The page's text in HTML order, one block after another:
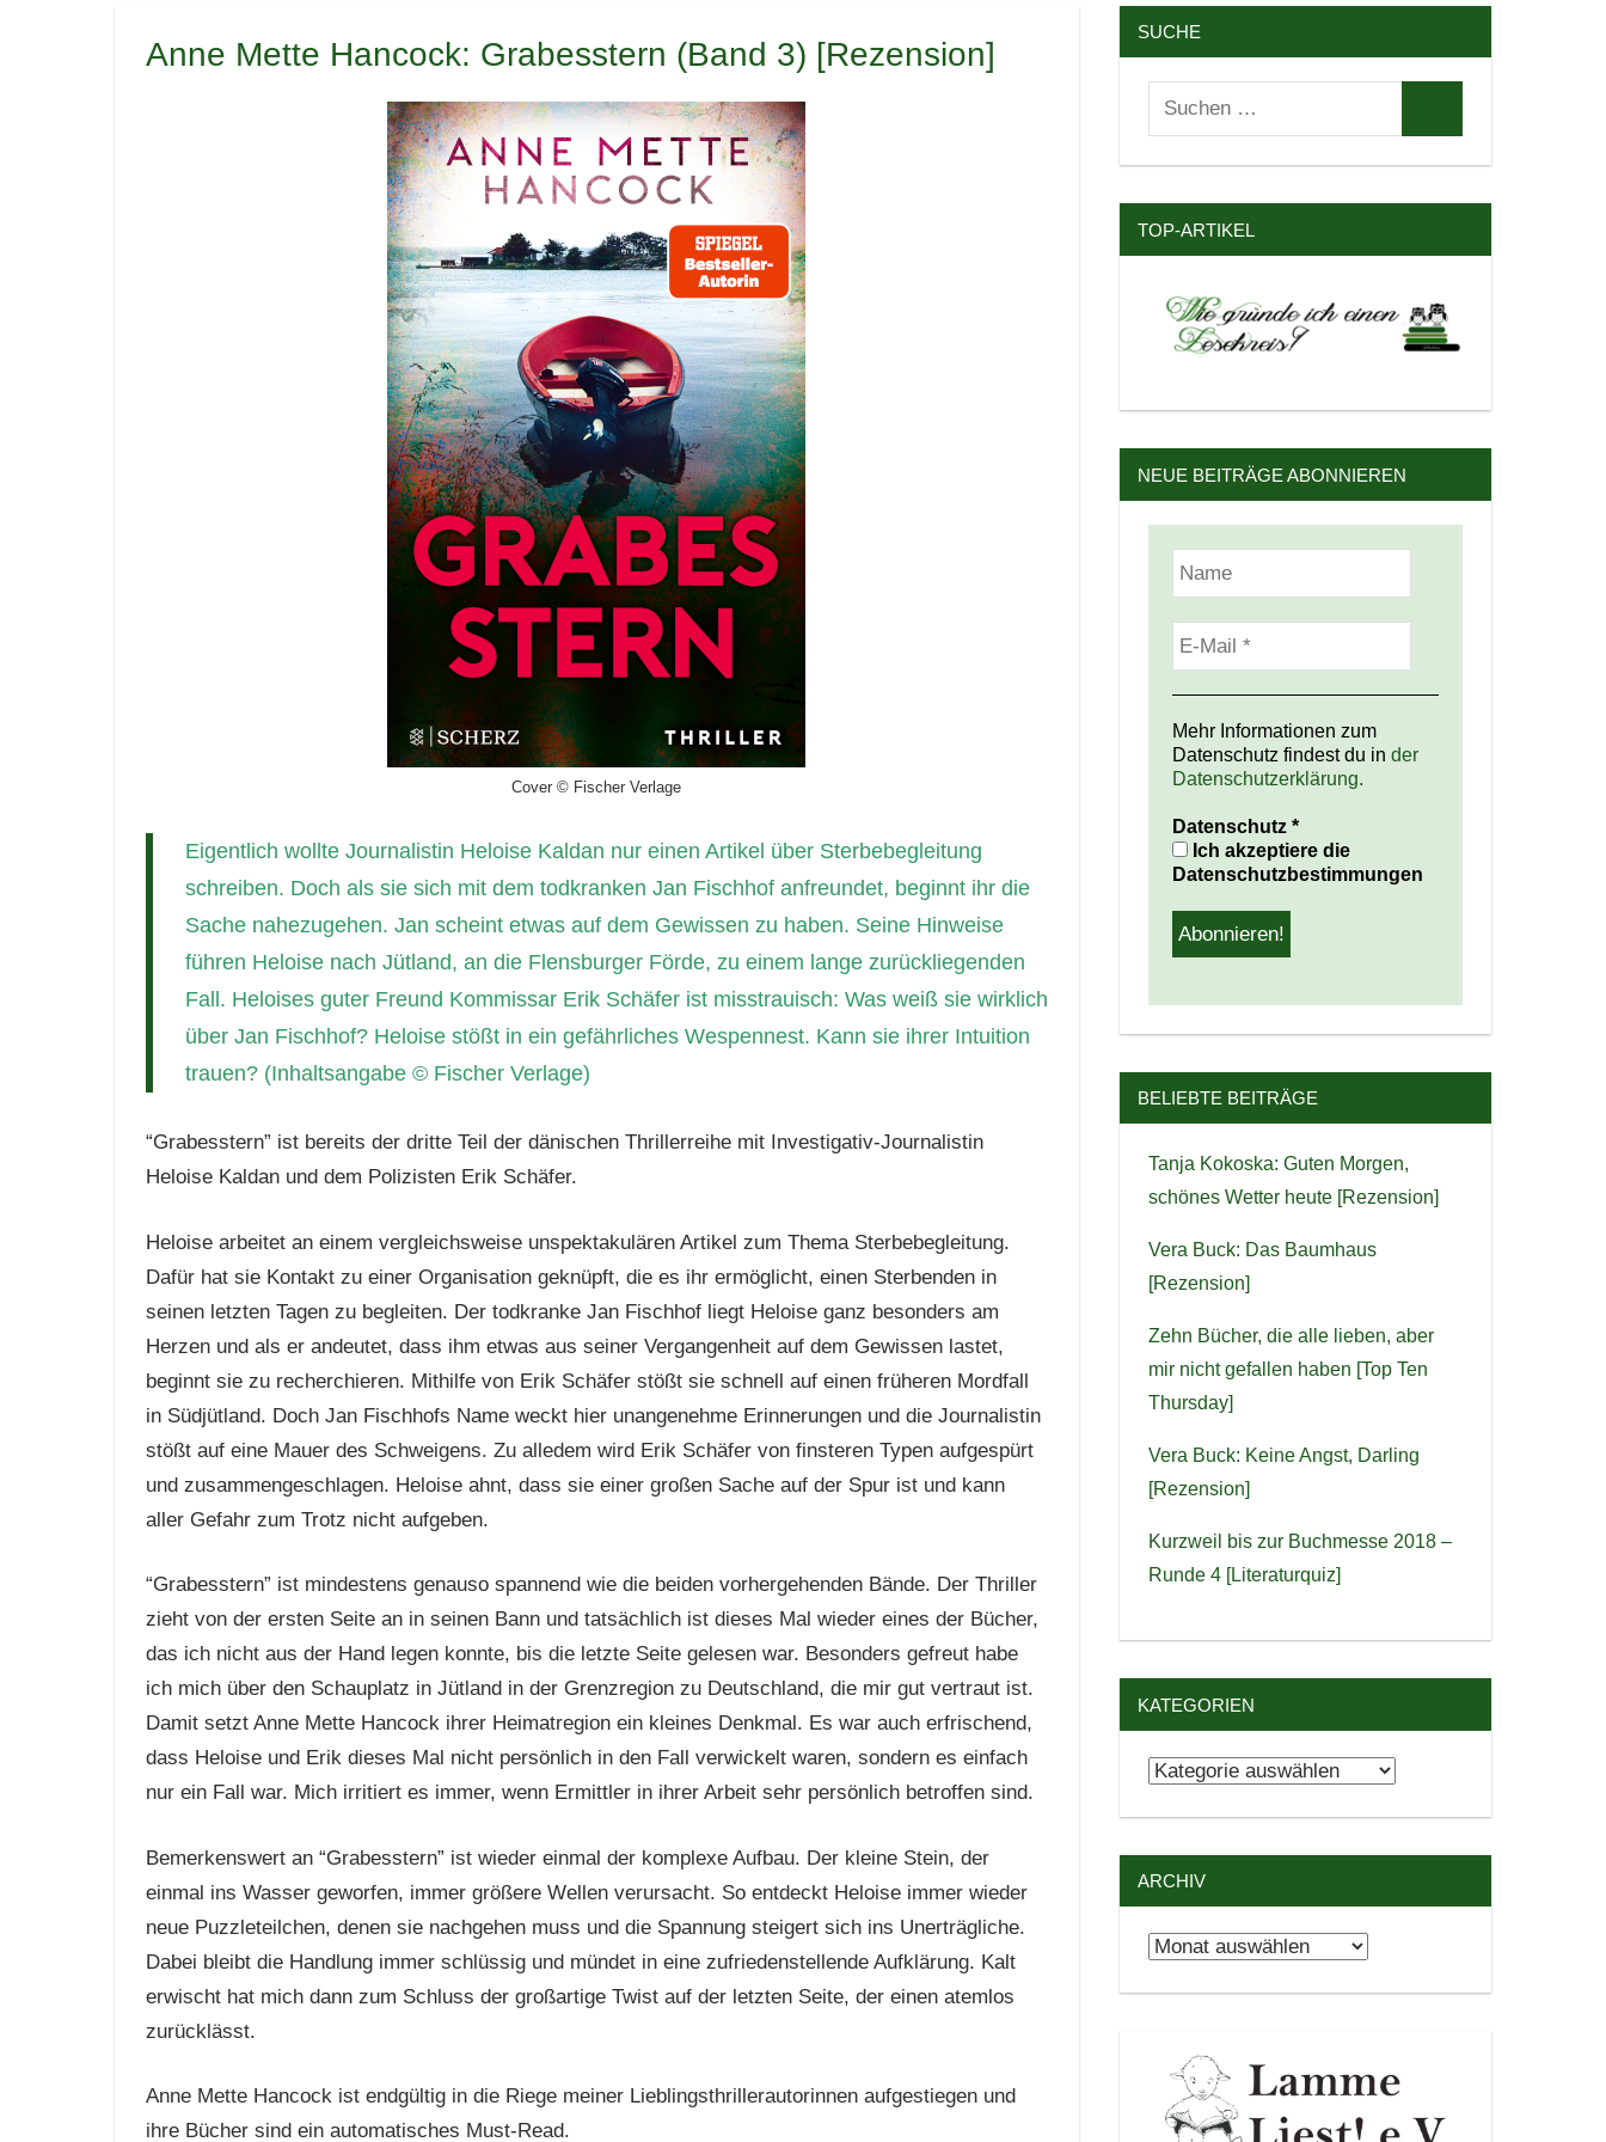
Anne Mette Hancock: Grabesstern (Band 3) [Rezension]
Cover © Fischer Verlage
Eigentlich wollte Journalistin Heloise Kaldan nur einen Artikel über Sterbebegleitung
schreiben. Doch als sie sich mit dem todkranken Jan Fischhof anfreundet, beginnt ihr die
Sache nahezugehen. Jan scheint etwas auf dem Gewissen zu haben. Seine Hinweise
führen Heloise nach Jütland, an die Flensburger Förde, zu einem lange zurückliegenden
Fall. Heloises guter Freund Kommissar Erik Schäfer ist misstrauisch: Was weiß sie wirklich
über Jan Fischhof? Heloise stößt in ein gefährliches Wespennest. Kann sie ihrer Intuition
trauen? (Inhaltsangabe © Fischer Verlage)
“Grabesstern” ist bereits der dritte Teil der dänischen Thrillerreihe mit Investigativ-Journalistin
Heloise Kaldan und dem Polizisten Erik Schäfer.
Heloise arbeitet an einem vergleichsweise unspektakulären Artikel zum Thema Sterbebegleitung.
Dafür hat sie Kontakt zu einer Organisation geknüpft, die es ihr ermöglicht, einen Sterbenden in
seinen letzten Tagen zu begleiten. Der todkranke Jan Fischhof liegt Heloise ganz besonders am
Herzen und als er andeutet, dass ihm etwas aus seiner Vergangenheit auf dem Gewissen lastet,
beginnt sie zu recherchieren. Mithilfe von Erik Schäfer stößt sie schnell auf einen früheren Mordfall
in Südjütland. Doch Jan Fischhofs Name weckt hier unangenehme Erinnerungen und die Journalistin
stößt auf eine Mauer des Schweigens. Zu alledem wird Erik Schäfer von finsteren Typen aufgespürt
und zusammengeschlagen. Heloise ahnt, dass sie einer großen Sache auf der Spur ist und kann
aller Gefahr zum Trotz nicht aufgeben.
“Grabesstern” ist mindestens genauso spannend wie die beiden vorhergehenden Bände. Der Thriller
zieht von der ersten Seite an in seinen Bann und tatsächlich ist dieses Mal wieder eines der Bücher,
das ich nicht aus der Hand legen konnte, bis die letzte Seite gelesen war. Besonders gefreut habe
ich mich über den Schauplatz in Jütland in der Grenzregion zu Deutschland, die mir gut vertraut ist.
Damit setzt Anne Mette Hancock ihrer Heimatregion ein kleines Denkmal. Es war auch erfrischend,
dass Heloise und Erik dieses Mal nicht persönlich in den Fall verwickelt waren, sondern es einfach
nur ein Fall war. Mich irritiert es immer, wenn Ermittler in ihrer Arbeit sehr persönlich betroffen sind.
Bemerkenswert an “Grabesstern” ist wieder einmal der komplexe Aufbau. Der kleine Stein, der
einmal ins Wasser geworfen, immer größere Wellen verursacht. So entdeckt Heloise immer wieder
neue Puzzleteilchen, denen sie nachgehen muss und die Spannung steigert sich ins Unerträgliche.
Dabei bleibt die Handlung immer schlüssig und mündet in eine zufriedenstellende Aufklärung. Kalt
erwischt hat mich dann zum Schluss der großartige Twist auf der letzten Seite, der einen atemlos
zurücklässt.
Anne Mette Hancock ist endgültig in die Riege meiner Lieblingsthrillerautorinnen aufgestiegen und
ihre Bücher sind ein automatisches Must-Read.
SUCHE
Suchen
nach:
TOP-ARTIKEL
NEUE BEITRÄGE ABONNIEREN
Mehr Informationen zum
Datenschutz findest du in der
Datenschutzerklärung.
Datenschutz *
Ich akzeptiere die
Datenschutzbestimmungen
BELIEBTE BEITRÄGE
Tanja Kokoska: Guten Morgen,
schönes Wetter heute [Rezension]
Vera Buck: Das Baumhaus
[Rezension]
Zehn Bücher, die alle lieben, aber
mir nicht gefallen haben [Top Ten
Thursday]
Vera Buck: Keine Angst, Darling
[Rezension]
Kurzweil bis zur Buchmesse 2018 –
Runde 4 [Literaturquiz]
KATEGORIEN
Kategorien
ARCHIV
Archiv